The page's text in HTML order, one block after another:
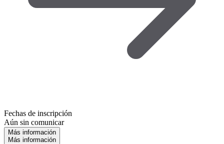
Fechas de inscripción
Aún sin comunicar
Más información
Más información